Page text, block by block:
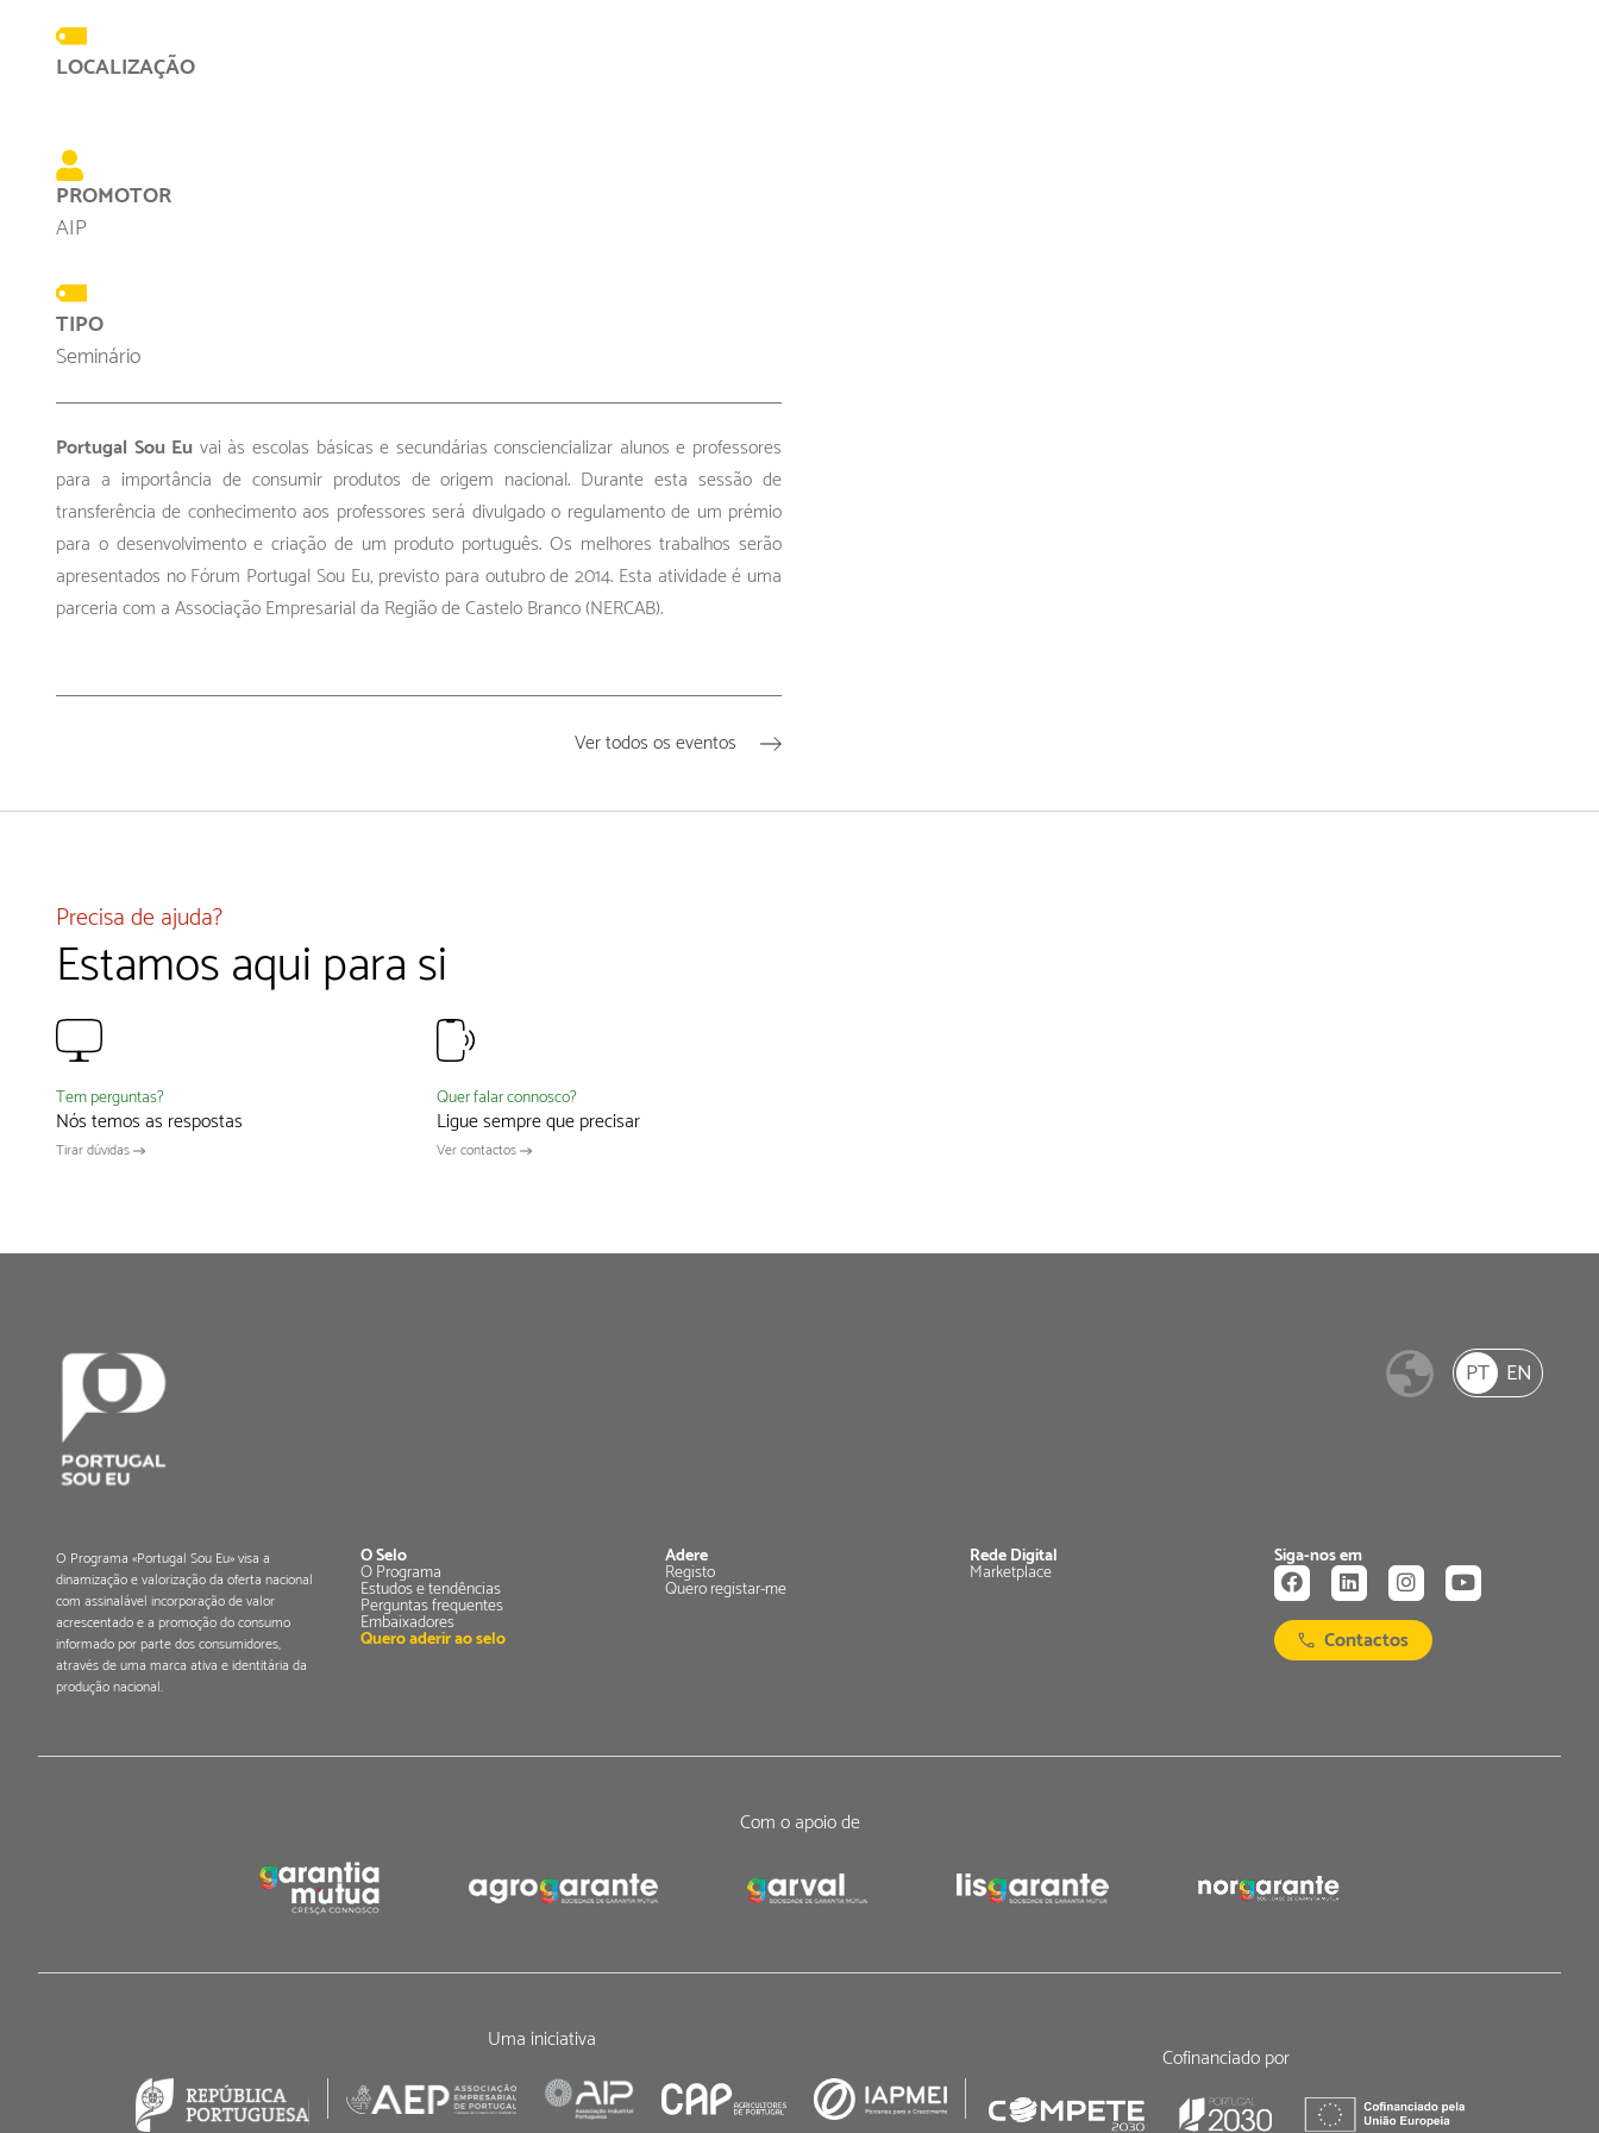
LOCALIZAÇÃO
PROMOTOR
AIP
TIPO
Seminário
Portugal Sou Eu vai às escolas básicas e secundárias consciencializar alunos e professores
para a importância de consumir produtos de origem nacional. Durante esta sessão de
transferência de conhecimento aos professores será divulgado o regulamento de um prémio
para o desenvolvimento e criação de um produto português. Os melhores trabalhos serão
apresentados no Fórum Portugal Sou Eu, previsto para outubro de 2014. Esta atividade é uma
parceria com a Associação Empresarial da Região de Castelo Branco (NERCAB).
Ver todos os eventos
Precisa de ajuda?
Estamos aqui para si
Tem perguntas?
Nós temos as respostas
Tirar dúvidas
Quer falar connosco?
Ligue sempre que precisar
Ver contactos
PT EN
O Programa «Portugal Sou Eu» visa a
dinamização e valorização da oferta nacional
com assinalável incorporação de valor
acrescentado e a promoção do consumo
informado por parte dos consumidores,
através de uma marca ativa e identitária da
produção nacional.
O Selo
O Programa
Estudos e tendências
Perguntas frequentes
Embaixadores
Quero aderir ao selo
Adere
Registo
Quero registar-me
Rede Digital
Marketplace
Siga-nos em
Contactos
Com o apoio de
Uma iniciativa
Cofinanciado por